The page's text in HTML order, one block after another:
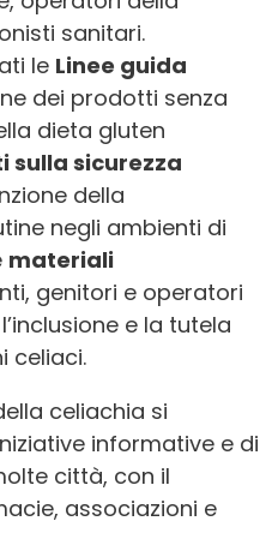
sanitari.
le Linee guida
dei prodotti senza
dieta gluten
sicurezza
della
negli ambienti di
materiali
genitori e operatori
e la tutela
celiaci.
celiachia si
informative e di
città, con il
associazioni e